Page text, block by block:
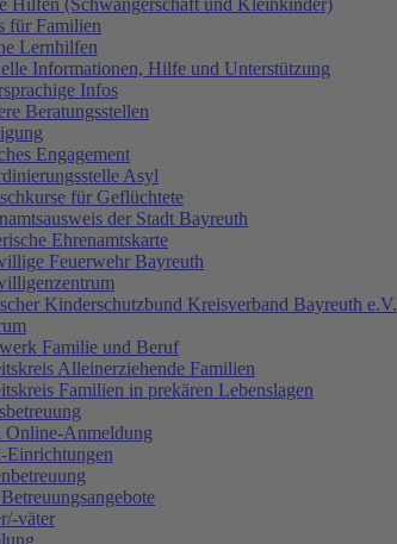
Hilfen (Schwangerschaft und Kleinkinder)
für Familien
Lernhilfen
Informationen, Hilfe und Unterstützung
Infos
Beratungsstellen
Engagement
Asyl
für Geflüchtete
der Stadt Bayreuth
Ehrenamtskarte
Feuerwehr Bayreuth
Kinderschutzbund Kreisverband Bayreuth e.V.
Familie und Beruf
Alleinerziehende Familien
Familien in prekären Lebenslagen
Online-Anmeldung
Einrichtungen
väter